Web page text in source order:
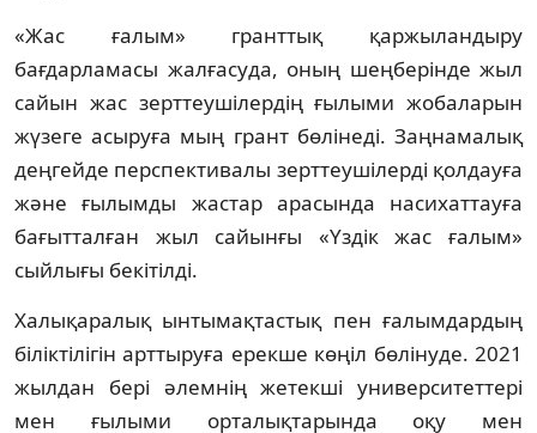
«Жас ғалым» гранттық қаржыландыру
бағдарламасы жалғасуда, оның шеңберінде жыл
сайын жас зерттеушілердің ғылыми жобаларын
жүзеге асыруға мың грант бөлінеді. Заңнамалық
деңгейде перспективалы зерттеушілерді қолдауға
және ғылымды жастар арасында насихаттауға
бағытталған жыл сайынғы «Үздік жас ғалым»
сыйлығы бекітілді.
Халықаралық ынтымақтастық пен ғалымдардың
біліктілігін арттыруға ерекше көңіл бөлінуде. 2021
жылдан бері әлемнің жетекші университеттері
мен ғылыми орталықтарында оқу мен